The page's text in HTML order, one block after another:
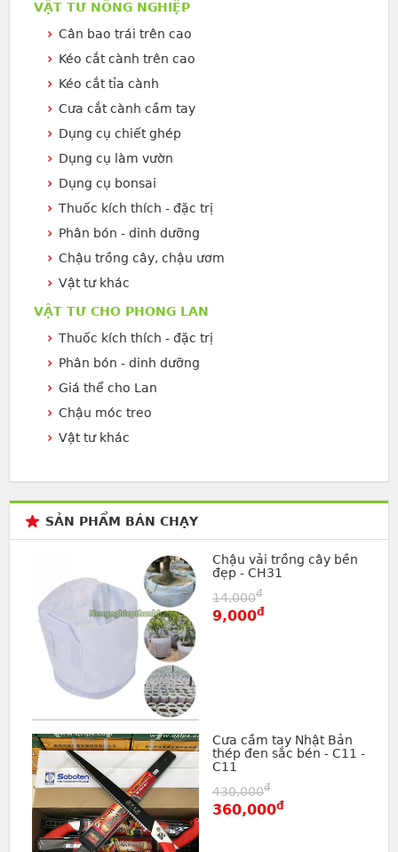
VẬT TƯ NÔNG NGHIỆP
Cân bao trái trên cao
Kéo cắt cành trên cao
Kéo cắt tỉa cành
Cưa cắt cành cầm tay
Dụng cụ chiết ghép
Dụng cụ làm vườn
Dụng cụ bonsai
Thuốc kích thích - đặc trị
Phân bón - dinh dưỡng
Chậu trồng cây, chậu ươm
Vật tư khác
VẬT TƯ CHO PHONG LAN
Thuốc kích thích - đặc trị
Phân bón - dinh dưỡng
Giá thể cho Lan
Chậu móc treo
Vật tư khác
SẢN PHẨM BÁN CHẠY
Chậu vải trồng cây bền
đẹp - CH31
14,000đ
9,000đ
Cưa cầm tay Nhật Bản
thép đen sắc bén - C11 -
C11
430,000đ
360,000đ